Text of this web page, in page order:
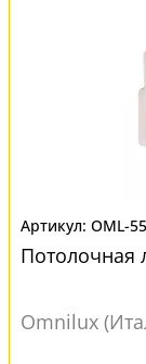
OML-
Потолочная
Omnilux